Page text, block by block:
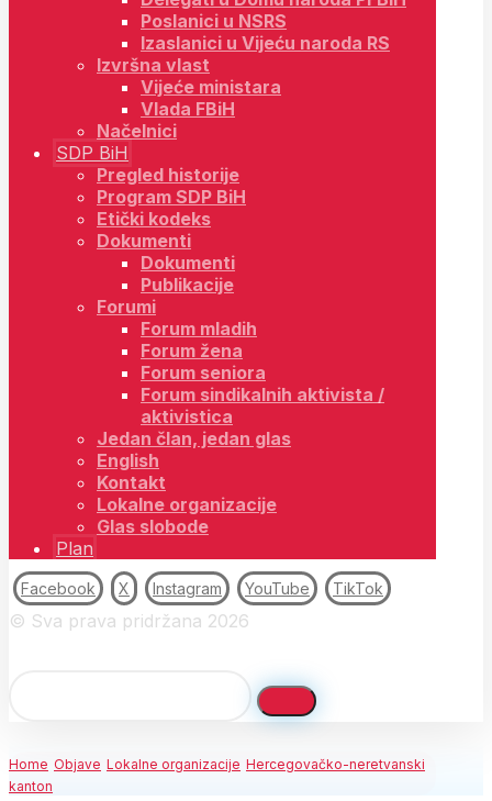
Poslanici u NSRS
Izaslanici u Vijeću naroda RS
Izvršna vlast
Vijeće ministara
Vlada FBiH
Načelnici
SDP BiH
Pregled historije
Program SDP BiH
Etički kodeks
Dokumenti
Dokumenti
Publikacije
Forumi
Forum mladih
Forum žena
Forum seniora
Forum sindikalnih aktivista /
aktivistica
Jedan član, jedan glas
English
Kontakt
Lokalne organizacije
Glas slobode
Plan
Facebook X Instagram YouTube TikTok
© Sva prava pridržana 2026
Home Objave Lokalne organizacije Hercegovačko-neretvanski
kanton